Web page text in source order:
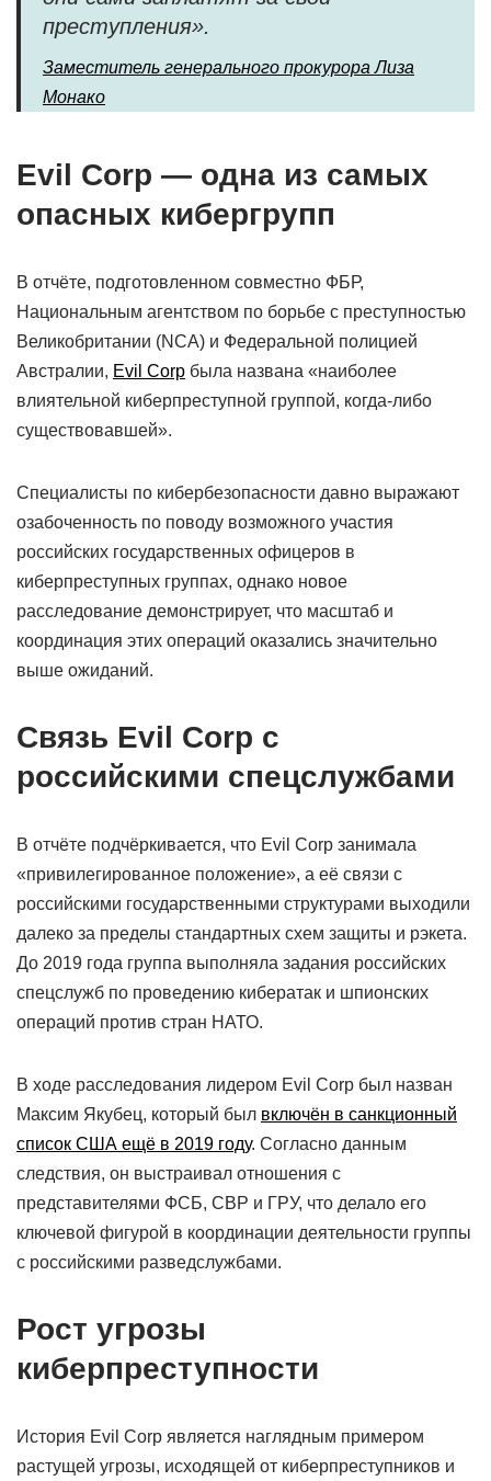
преступления».
Заместитель генерального прокурора Лиза
Монако
Evil Corp — одна из самых
опасных кибергрупп
В отчёте, подготовленном совместно ФБР,
Национальным агентством по борьбе с преступностью
Великобритании (NCA) и Федеральной полицией
Австралии, Evil Corp была названа «наиболее
влиятельной киберпреступной группой, когда-либо
существовавшей».
Специалисты по кибербезопасности давно выражают
озабоченность по поводу возможного участия
российских государственных офицеров в
киберпреступных группах, однако новое
расследование демонстрирует, что масштаб и
координация этих операций оказались значительно
выше ожиданий.
Связь Evil Corp с
российскими спецслужбами
В отчёте подчёркивается, что Evil Corp занимала
«привилегированное положение», а её связи с
российскими государственными структурами выходили
далеко за пределы стандартных схем защиты и рэкета.
До 2019 года группа выполняла задания российских
спецслужб по проведению кибератак и шпионских
операций против стран НАТО.
В ходе расследования лидером Evil Corp был назван
Максим Якубец, который был включён в санкционный
список США ещё в 2019 году. Согласно данным
следствия, он выстраивал отношения с
представителями ФСБ, СВР и ГРУ, что делало его
ключевой фигурой в координации деятельности группы
с российскими разведслужбами.
Рост угрозы
киберпреступности
История Evil Corp является наглядным примером
растущей угрозы, исходящей от киберпреступников и